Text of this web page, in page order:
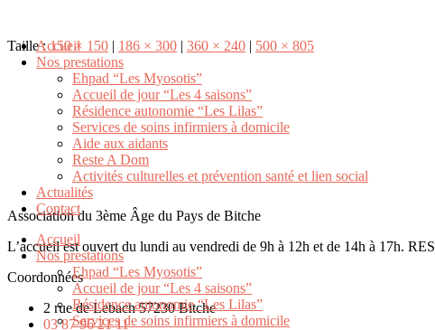
Accueil
Nos prestations
Ehpad “Les Myosotis”
Accueil de jour “Les 4 saisons”
Résidence autonomie “Les Lilas”
Services de soins infirmiers à domicile
Aide aux aidants
Reste A Dom
Activités culturelles et prévention santé et lien social
Actualités
Contact
Accueil
Nos prestations
Ehpad “Les Myosotis”
Accueil de jour “Les 4 saisons”
Résidence autonomie “Les Lilas”
Services de soins infirmiers à domicile
Taille :150 × 150 | 186 × 300 | 360 × 240 | 500 × 805
Association du 3ème Âge du Pays de Bitche
L’accueil est ouvert du lundi au vendredi de 9h à 12h et de 14h à 17h.
Coordonnées
2 rue de Lebach 57230 Bitche
03 87 96 21 11